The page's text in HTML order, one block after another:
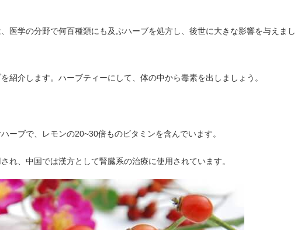
医学の分野で何百種類にも及ぶハーブを処方し、後世に大きな影響を与えまし
紹介します。ハーブティーにして、体の中から毒素を出しましょう。
ーブで、レモンの20~30倍ものビタミンを含んでいます。
れ、中国では漢方として腎臓系の治療に使用されています。